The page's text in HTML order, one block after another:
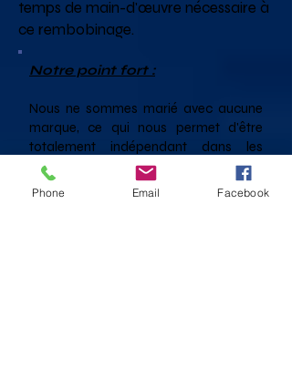
temps de main-d'œuvre nécessaire à
ce rembobinage.
Notre point fort :
Nous ne sommes marié avec aucune
marque, ce qui nous permet d'être
totalement indépendant dans les
conseils sur les dépannages et
réparations de vidéoprojecteurs toutes
Phone Email Facebook